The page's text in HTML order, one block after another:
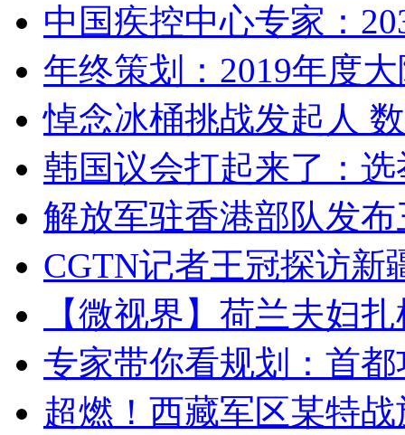
中国疾控中心专家：
年终策划：2019年度
悼念冰桶挑战发起人
韩国议会打起来了：
解放军驻香港部队发
CGTN记者王冠探访新
【微视界】荷兰夫妇
专家带你看规划：首
超燃！西藏军区某特